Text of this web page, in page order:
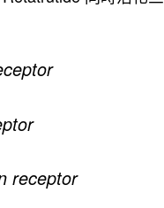
receptor